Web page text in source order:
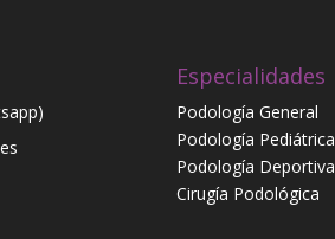
Especialidades
Podología General
Podología Pediátrica
Podología Deportiva
Cirugía Podológica